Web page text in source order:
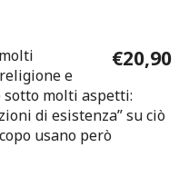
€20,90
e
molti aspetti:
di esistenza” su ciò
usano però